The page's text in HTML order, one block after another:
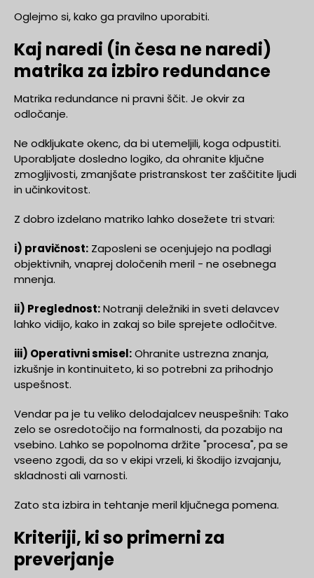
Oglejmo si, kako ga pravilno uporabiti.
Kaj naredi (in česa ne naredi)
matrika za izbiro redundance
Matrika redundance ni pravni ščit. Je okvir za
odločanje.
Ne odkljukate okenc, da bi utemeljili, koga odpustiti.
Uporabljate dosledno logiko, da ohranite ključne
zmogljivosti, zmanjšate pristranskost ter zaščitite ljudi
in učinkovitost.
Z dobro izdelano matriko lahko dosežete tri stvari:
i) pravičnost: Zaposleni se ocenjujejo na podlagi
objektivnih, vnaprej določenih meril - ne osebnega
mnenja.
ii) Preglednost:Notranji deležniki in sveti delavcev
lahko vidijo, kako in zakaj so bile sprejete odločitve.
iii) Operativni smisel:Ohranite ustrezna znanja,
izkušnje in kontinuiteto, ki so potrebni za prihodnjo
uspešnost.
Vendar pa je tu veliko delodajalcev neuspešnih: Tako
zelo se osredotočijo na formalnosti, da pozabijo na
vsebino. Lahko se popolnoma držite "procesa", pa se
vseeno zgodi, da so v ekipi vrzeli, ki škodijo izvajanju,
skladnosti ali varnosti.
Zato sta izbira in tehtanje meril ključnega pomena.
Kriteriji, ki so primerni za
preverjanje